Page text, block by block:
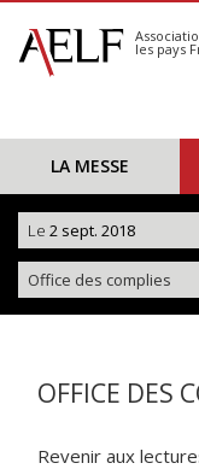
S'abonner
Calendrier
les pays
LA MESSE
Le 2 sept. 2018
Office des complies
OFFICE DES
Revenir aux